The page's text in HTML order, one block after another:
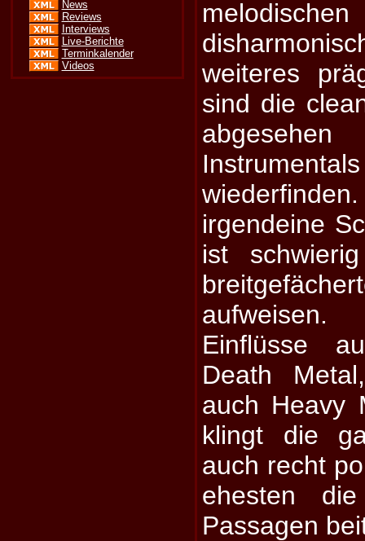
News
Reviews
Interviews
Live-Berichte
Terminkalender
Videos
weiteres
sind die
irgendeine
ist
Einflüsse
Death
auch Heavy
klingt die
auch recht
ehesten
Passagen